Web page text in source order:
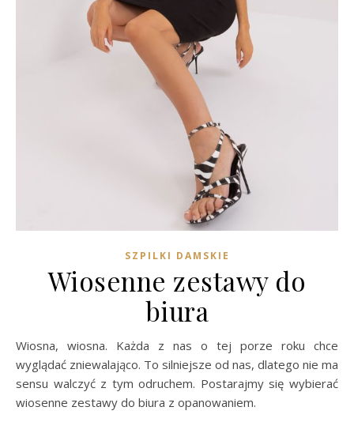
SZPILKI DAMSKIE
Wiosenne zestawy do
biura
Wiosna, wiosna. Każda z nas o tej porze roku chce
wyglądać zniewalająco. To silniejsze od nas, dlatego nie ma
sensu walczyć z tym odruchem. Postarajmy się wybierać
wiosenne zestawy do biura z opanowaniem.